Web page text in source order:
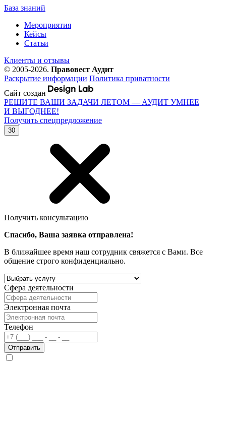
База знаний
Мероприятия
Кейсы
Статьи
Клиенты и отзывы
© 2005-2026. Правовест Аудит
Раскрытие информации Политика приватности
Сайт создан
РЕШИТЕ ВАШИ ЗАДАЧИ ЛЕТОМ — АУДИТ УМНЕЕ
И ВЫГОДНЕЕ!
Получить спецпредложение
30
Получить консультацию
Спасибо, Ваша заявка отправлена!
В ближайшее время наш сотрудник свяжется с Вами. Все
общение строго конфиденциально.
Сфера деятельности
Электронная почта
Телефон
Отправить